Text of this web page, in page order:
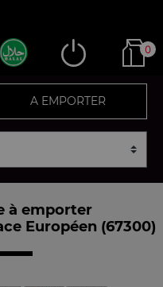
0
A EMPORTER
à emporter
Européen (67300)